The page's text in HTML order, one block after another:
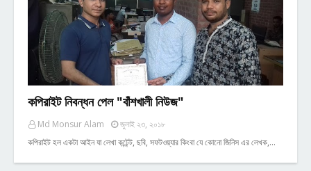
কপিরাইট নিবন্ধন পেল "বাঁশখালী নিউজ"
Md Monsur Alam
জুলাই ২৩, ২০১৮
কপিরাইট হল একটা আইন যা লেখা কন্টেন্ট, ছবি, সফটওয়্যার কিংবা যে কোনো জিনিস এর লেখক,…